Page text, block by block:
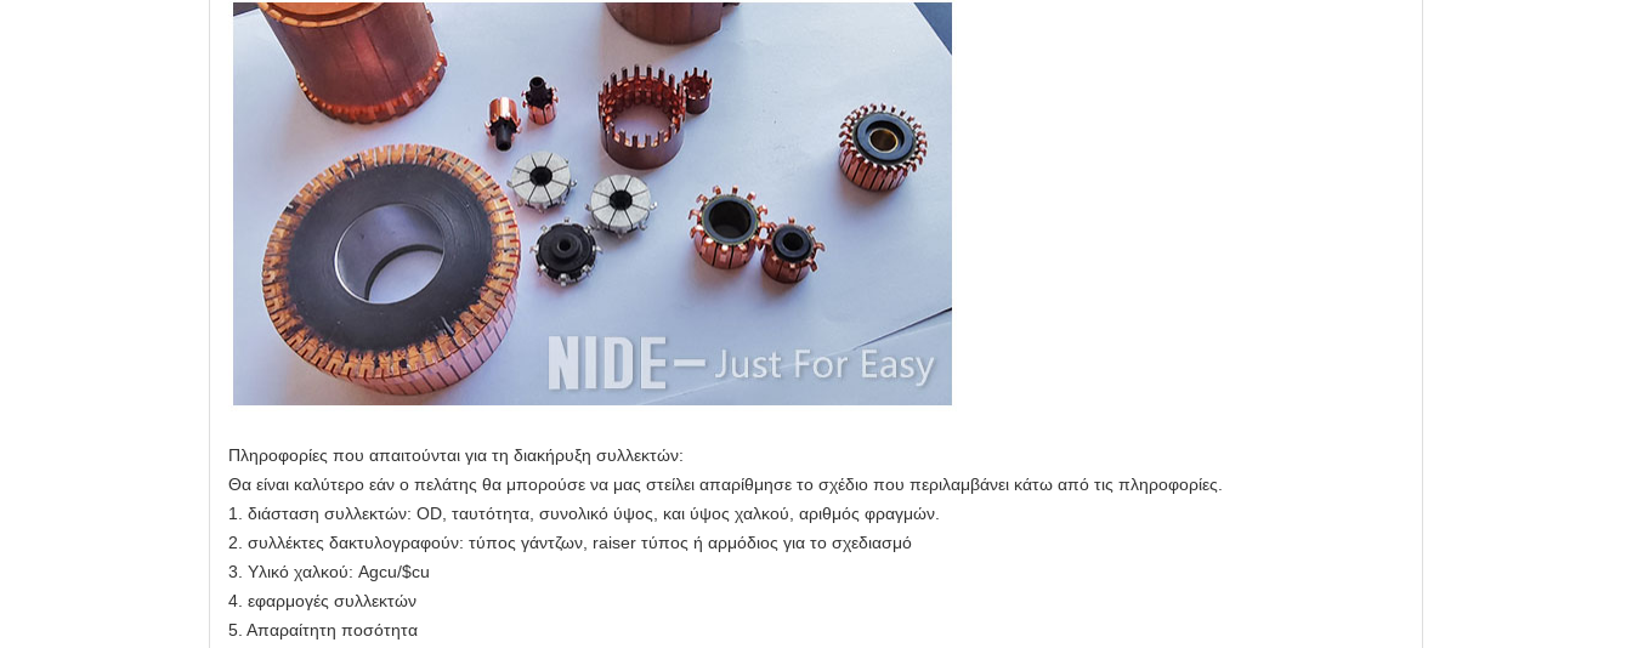
Πληροφορίες που απαιτούνται για τη διακήρυξη συλλεκτών:
Θα είναι καλύτερο εάν ο πελάτης θα μπορούσε να μας στείλει απαρίθμησε το σχέδιο που περιλαμβάνει κάτω από τις πληροφορίες.
1. διάσταση συλλεκτών: OD, ταυτότητα, συνολικό ύψος, και ύψος χαλκού, αριθμός φραγμών.
2. συλλέκτες δακτυλογραφούν: τύπος γάντζων, raiser τύπος ή αρμόδιος για το σχεδιασμό
3. Υλικό χαλκού: Agcu/$cu
4. εφαρμογές συλλεκτών
5. Απαραίτητη ποσότητα